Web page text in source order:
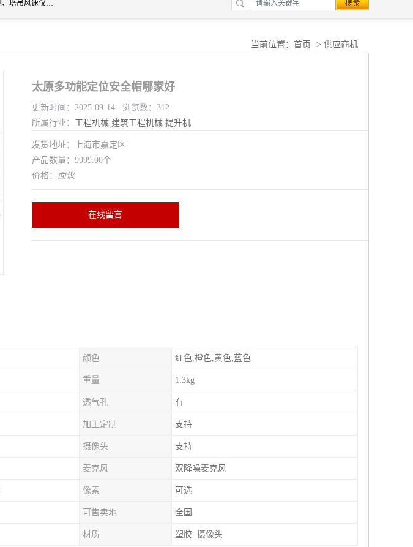
上海融瑞环保科技有限公司是吊钩可视化、塔吊黑匣子、扬尘监测系统、塔吊监控系统、扬尘环境监测、塔吊风速仪、楼层呼叫器、主令控制器、人脸识别、风速仪等一系列环保设备的研发生产销售为一体的专业化公司。
当前位置： 首页 -> 供应商机
太原多功能定位安全帽哪家好
更新时间：2025-09-14 浏览数：312
所属行业： 工程机械 建筑工程机械 提升机
发货地址：上海市嘉定区
产品数量：9999.00个
价格： 面议
在线留言
颜色 红色,橙色,黄色,蓝色
重量 1.3kg
透气孔 有
加工定制 支持
摄像头 支持
麦克风 双降噪麦克风
像素 可选
可售卖地 全国
材质 塑胶. 摄像头